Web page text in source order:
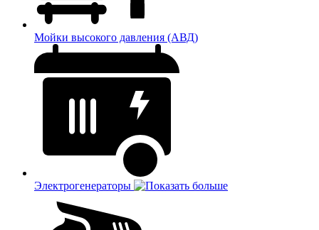
Мойки высокого давления (АВД)
Электрогенераторы